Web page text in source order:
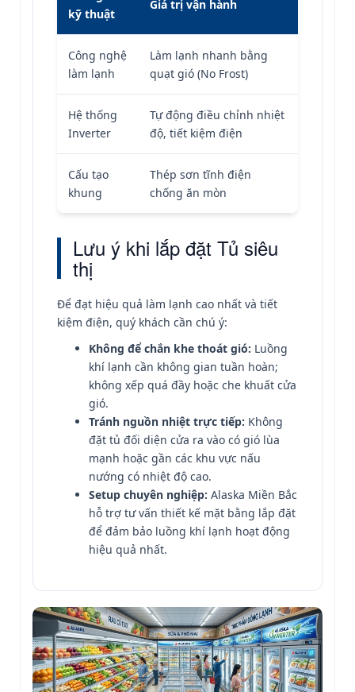
kỹ thuật
Giá trị vận hành
Công nghệ
làm lạnh
Làm lạnh nhanh bằng
quạt gió (No Frost)
Hệ thống
Inverter
Tự động điều chỉnh nhiệt
độ, tiết kiệm điện
Cấu tạo
khung
Thép sơn tĩnh điện
chống ăn mòn
Lưu ý khi lắp đặt Tủ siêu
thị
Để đạt hiệu quả làm lạnh cao nhất và tiết
kiệm điện, quý khách cần chú ý:
Không để chắn khe thoát gió: Luồng
khí lạnh cần không gian tuần hoàn;
không xếp quá đầy hoặc che khuất cửa
gió.
Tránh nguồn nhiệt trực tiếp: Không
đặt tủ đối diện cửa ra vào có gió lùa
mạnh hoặc gần các khu vực nấu
nướng có nhiệt độ cao.
Setup chuyên nghiệp: Alaska Miền Bắc
hỗ trợ tư vấn thiết kế mặt bằng lắp đặt
để đảm bảo luồng khí lạnh hoạt động
hiệu quả nhất.